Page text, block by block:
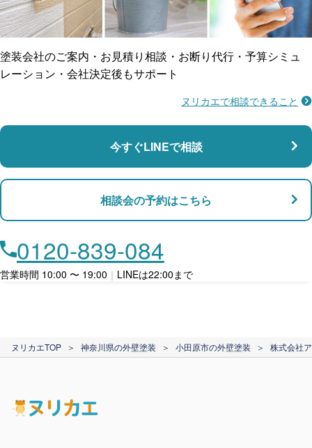
ご近所トラブルに
賠償保険
支払い対応
ローン利用
カード支払い
防水工事
マンション・アパート対応
店舗・事務所対応
塗装会社のご案内・お見積り相談・お断り代行・予算シミュ
レーション・会社決定後もサポート
ヌリカエで相談できること
今すぐLINEで相談
相談会の予約はこちら
0120-839-084
営業時間 10:00 〜 19:00 ｜ LINEは22:00まで
ヌリカエTOP ＞ 神奈川県の外壁塗装 ＞ 小田原市の外壁塗装 ＞ 株式会社